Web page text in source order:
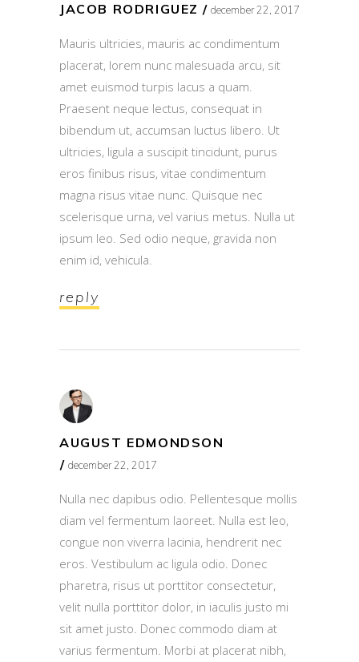
JACOB RODRIGUEZ december 22, 2017
Mauris ultricies, mauris ac condimentum
placerat, lorem nunc malesuada arcu, sit
amet euismod turpis lacus a quam.
Praesent neque lectus, consequat in
bibendum ut, accumsan luctus libero. Ut
ultricies, ligula a suscipit tincidunt, purus
eros finibus risus, vitae condimentum
magna risus vitae nunc. Quisque nec
scelerisque urna, vel varius metus. Nulla ut
ipsum leo. Sed odio neque, gravida non
enim id, vehicula.
reply
AUGUST EDMONDSON
december 22, 2017
Nulla nec dapibus odio. Pellentesque mollis
diam vel fermentum laoreet. Nulla est leo,
congue non viverra lacinia, hendrerit nec
eros. Vestibulum ac ligula odio. Donec
pharetra, risus ut porttitor consectetur,
velit nulla porttitor dolor, in iaculis justo mi
sit amet justo. Donec commodo diam at
varius fermentum. Morbi at placerat nibh,